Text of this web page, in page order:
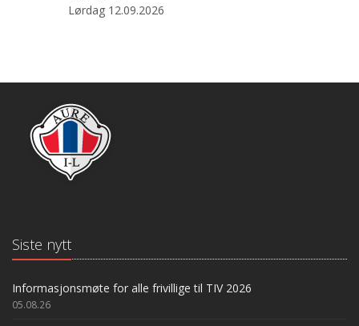
Lørdag 12.09.2026
Siste nytt
Informasjonsmøte for alle frivillige til TIV 2026
05.08.26